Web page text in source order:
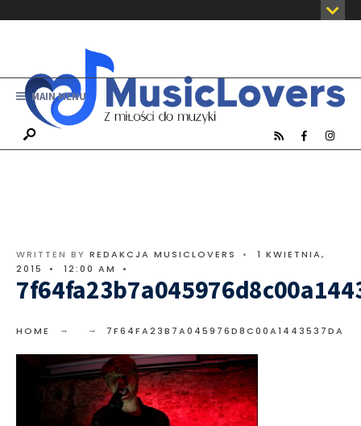
MAIN MENU
WRITTEN BY REDAKCJA MUSICLOVERS •
1 KWIETNIA,
2015
• 12:00 AM •
HOME 7F64FA23B7A045976D8C00A1443537DA